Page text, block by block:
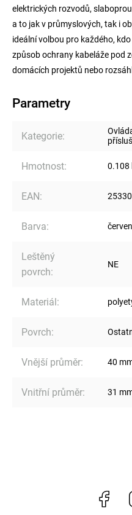
elektrických rozvodů,
a to jak v průmyslových, tak i
ideální volbou pro každého,
způsob ochrany kabeláže pod
domácích projektů nebo
Parametry
Kategorie:
Hmotnost: 0.108
EAN:
Barva:
Leštěný
povrch:
NE
Materiál:
Povrch:
Vnější průměr: 40
Vnitřní průměr: 31